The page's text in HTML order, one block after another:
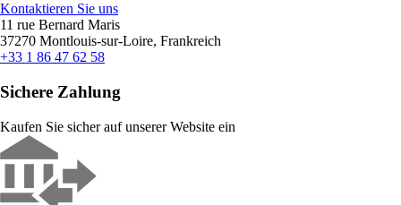
Kontaktieren Sie uns
11 rue Bernard Maris
37270 Montlouis-sur-Loire, Frankreich
+33 1 86 47 62 58
Sichere Zahlung
Kaufen Sie sicher auf unserer Website ein